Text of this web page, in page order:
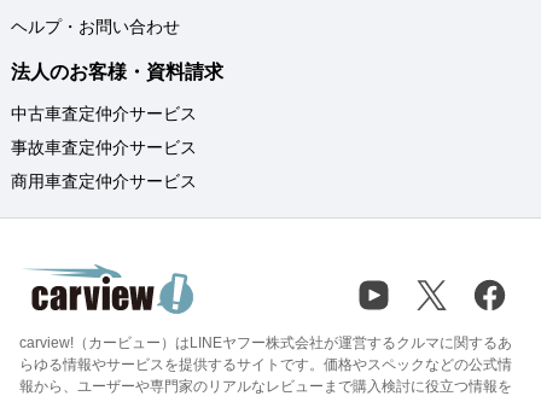
ヘルプ・お問い合わせ
法人のお客様・資料請求
中古車査定仲介サービス
事故車査定仲介サービス
商用車査定仲介サービス
carview!（カービュー）はLINEヤフー株式会社が運営するクルマに関するあ
らゆる情報やサービスを提供するサイトです。価格やスペックなどの公式情
報から、ユーザーや専門家のリアルなレビューまで購入検討に役立つ情報を